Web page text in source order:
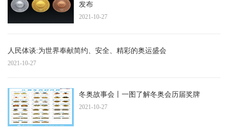
发布
2021-10-27
人民体谈:为世界奉献简约、安全、精彩的奥运盛会
2021-10-27
冬奥故事会丨一图了解冬奥会历届奖牌
2021-10-27